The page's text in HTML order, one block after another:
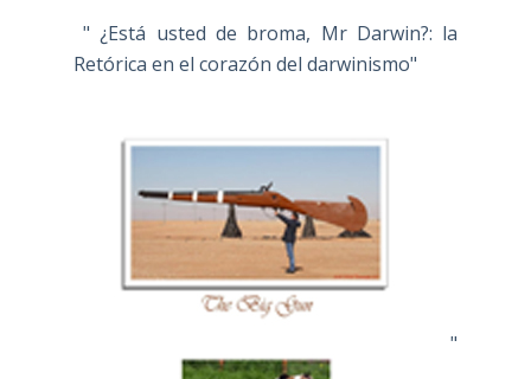
" ¿Está usted de broma, Mr Darwin?: la
Retórica en el corazón del darwinismo"
"